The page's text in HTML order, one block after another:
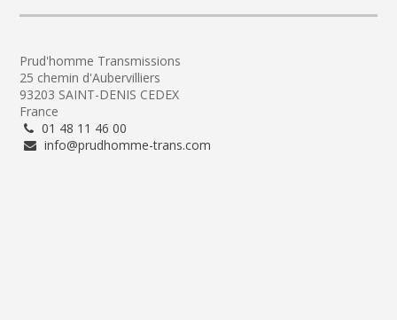
Prud'homme Transmissions
25 chemin d'Aubervilliers
93203 SAINT-DENIS CEDEX
France
01 48 11 46 00
info@prudhomme-trans.com